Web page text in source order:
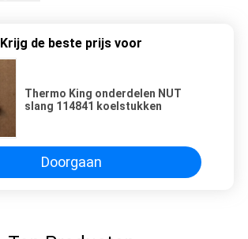
Krijg de beste prijs voor
Thermo King onderdelen NUT
slang 114841 koelstukken
Doorgaan